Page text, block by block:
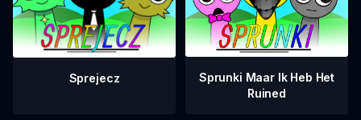
Sprejecz
Sprunki Maar Ik Heb Het
Ruined